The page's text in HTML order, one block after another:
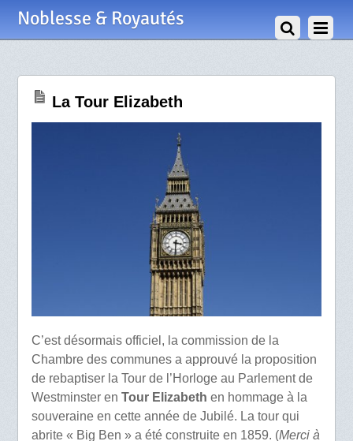
Noblesse & Royautés
La Tour Elizabeth
C’est désormais officiel, la commission de la
Chambre des communes a approuvé la proposition
de rebaptiser la Tour de l’Horloge au Parlement de
Westminster en Tour Elizabeth en hommage à la
souveraine en cette année de Jubilé. La tour qui
abrite « Big Ben » a été construite en 1859. (Merci à